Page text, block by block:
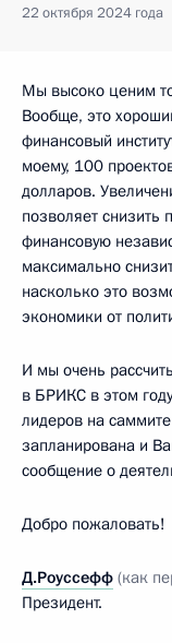
22 октября 2024 года
Мы высоко ценим
Вообще, это
финансовый
моему, 100
долларов.
позволяет снизить
финансовую
максимально
насколько это
экономики от
И мы очень
в БРИКС в этом
лидеров на
запланирована и
сообщение о
Добро пожаловать!
Д.Роуссефф (как
Президент.